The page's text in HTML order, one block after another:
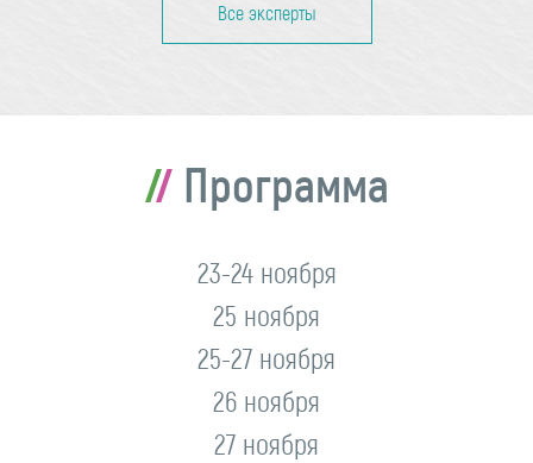
Все эксперты
Программа
23-24 ноября
25 ноября
25-27 ноября
26 ноября
27 ноября